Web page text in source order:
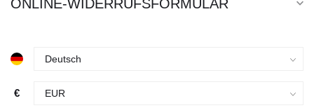
ONLINE-WIDERRUFSFORMULAR
€